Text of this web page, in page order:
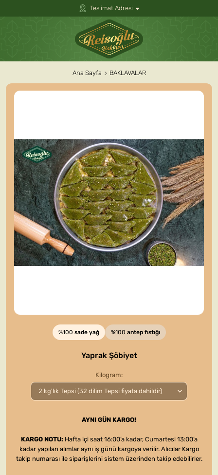
Teslimat Adresi
Ana Sayfa BAKLAVALAR
%100 sade yağ %100 antep fıstığı
Yaprak Şöbiyet
Kilogram
AYNI GÜN KARGO!
KARGO NOTU: Hafta içi saat 16:00’a kadar, Cumartesi 13:00’a
kadar yapılan alımlar aynı iş günü kargoya verilir. Alıcılar Kargo
takip numarası ile siparişlerini sistem üzerinden takip edebilirler.